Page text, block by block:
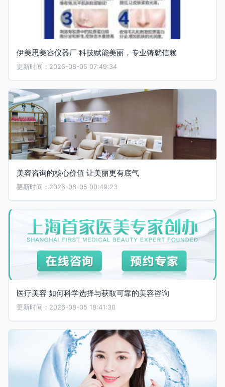
伊美思美容仪器厂 科技赋能美丽，专业铸就信赖
更新时间：2026-08-05 07:49:34
美容咨询的核心价值 让美丽更有底气
更新时间：2026-08-05 00:49:23
医疗美容 如何科学选择与获取可靠的美容咨询
更新时间：2026-08-05 18:41:30